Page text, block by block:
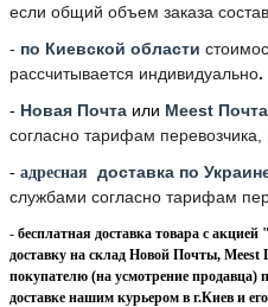
если общий объем заказа
- по Киевской области
рассчитывается индивидуально.
- Новая Почта или Meest Почта
согласно тарифам
- адресная доставка по
службами согласно тарифам
- бесплатная доставка товара с
доставку на склад Новой Почты, Meest
покупателю (на усмотрение продавца)
доставке нашим курьером в г.Киев и